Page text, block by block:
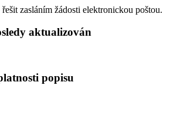
zasláním žádosti elektronickou poštou.
aktualizován
popisu